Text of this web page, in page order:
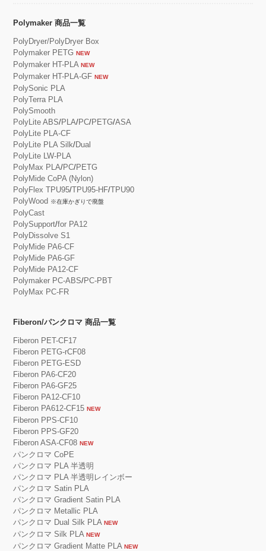
Polymaker 商品一覧
PolyDryer/PolyDryer Box
Polymaker PETG NEW
Polymaker HT-PLA NEW
Polymaker HT-PLA-GF NEW
PolySonic PLA
PolyTerra PLA
PolySmooth
PolyLite ABS/PLA/PC/PETG/ASA
PolyLite PLA-CF
PolyLite PLA Silk/Dual
PolyLite LW-PLA
PolyMax PLA/PC/PETG
PolyMide CoPA (Nylon)
PolyFlex TPU95/TPU95-HF/TPU90
PolyWood ※在庫かぎりで廃盤
PolyCast
PolySupport/for PA12
PolyDissolve S1
PolyMide PA6-CF
PolyMide PA6-GF
PolyMide PA12-CF
Polymaker PC-ABS/PC-PBT
PolyMax PC-FR
Fiberon/パンクロマ 商品一覧
Fiberon PET-CF17
Fiberon PETG-rCF08
Fiberon PETG-ESD
Fiberon PA6-CF20
Fiberon PA6-GF25
Fiberon PA12-CF10
Fiberon PA612-CF15 NEW
Fiberon PPS-CF10
Fiberon PPS-GF20
Fiberon ASA-CF08 NEW
パンクロマ CoPE
パンクロマ PLA 半透明
パンクロマ PLA 半透明レインボー
パンクロマ Satin PLA
パンクロマ Gradient Satin PLA
パンクロマ Metallic PLA
パンクロマ Dual Silk PLA NEW
パンクロマ Silk PLA NEW
パンクロマ Gradient Matte PLA NEW